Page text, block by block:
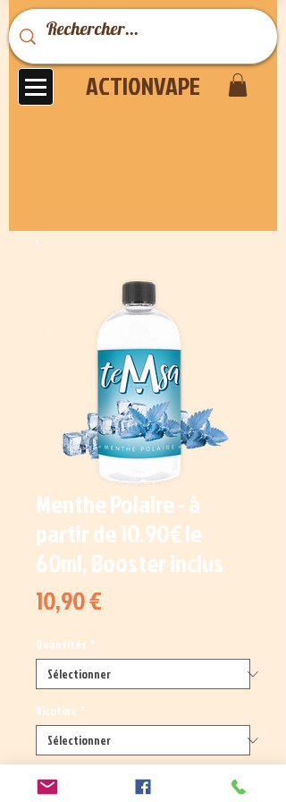
ACTIONVAPE
Menthe Polaire - à
partir de 10.90€ le
60ml, Booster inclus
10,90 €Prix
Quantités *
Nicotine *
Quantité